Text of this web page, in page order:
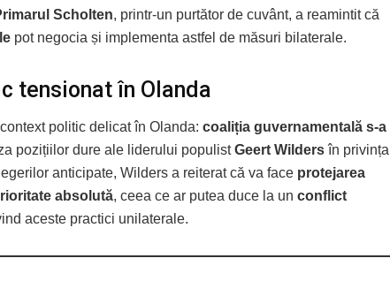
Scholten, printr-un purtător de cuvânt, a reamintit că
pot negocia și implementa astfel de măsuri bilaterale.
tensionat în Olanda
politic delicat în Olanda: coaliția guvernamentală s-a
pozițiilor dure ale liderului populistGeert Wildersîn privința
anticipate, Wilders a reiterat că va face protejarea
absolută, ceea ce ar putea duce la un conflict
aceste practici unilaterale.